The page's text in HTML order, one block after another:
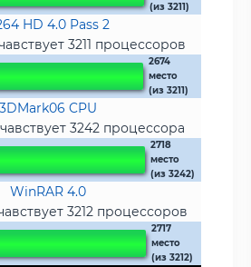
(из 3211)
HD 4.0 Pass 2
3211 процессоров
2674
место
(из 3211)
3DMark06 CPU
3242 процессора
2718
место
(из 3242)
WinRAR 4.0
3212 процессоров
2717
место
(из 3212)